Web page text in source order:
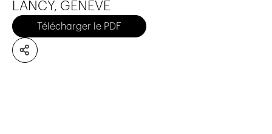
LANCY, GENÈVE
Télécharger le PDF